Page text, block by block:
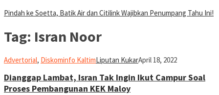
Pindah ke Soetta, Batik Air dan Citilink Wajibkan Penumpang Tahu Ini!
Tag: Isran Noor
Advertorial, Diskominfo KaltimLiputan KukarApril 18, 2022
Dianggap Lambat, Isran Tak Ingin Ikut Campur Soal
Proses Pembangunan KEK Maloy